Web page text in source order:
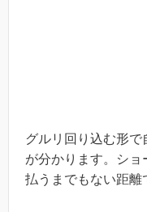
グルリ回り込む形で
が分かります。シ
払うまでもない距離